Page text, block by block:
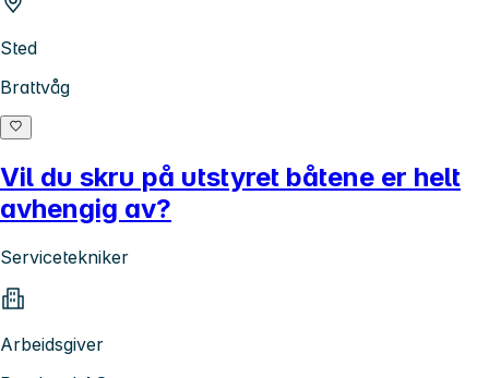
Sted
Brattvåg
Vil du skru på utstyret båtene er helt
avhengig av?
Servicetekniker
Arbeidsgiver